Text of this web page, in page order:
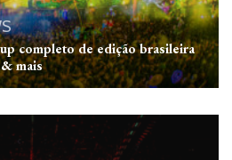
completo de edição brasileira
mais